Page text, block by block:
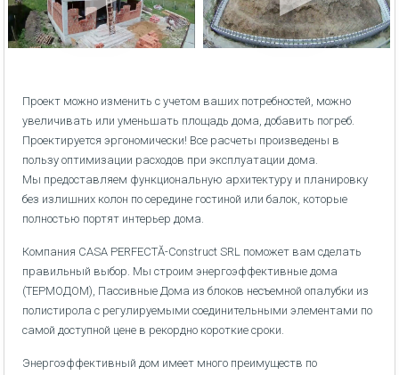
Проект можно изменить с учетом ваших потребностей, можно
увеличивать или уменьшать площадь дома, добавить погреб.
Проектируется эргономически! Все расчеты произведены в
пользу оптимизации расходов при эксплуатации дома.
Мы предоставляем функциональную архитектуру и планировку
без излишних колон по середине гостиной или балок, которые
полностью портят интерьер дома.
Компания CASA PERFECTĂ-Construct SRL поможет вам сделать
правильный выбор. Мы строим энергоэффективные дома
(ТЕРМОДОМ), Пассивные Дома из блоков несъемной опалубки из
полистирола с регулируемыми соединительными элементами по
самой доступной цене в рекордно короткие сроки.
Энергоэффективный дом имеет много преимуществ по